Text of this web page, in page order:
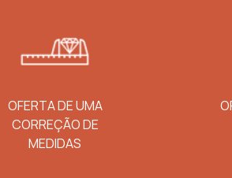
OFERTA DE UMA
CORREÇÃO DE
MEDIDAS